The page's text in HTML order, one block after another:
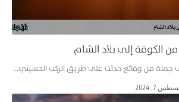
الكوفة إلى بلاد الشام
جملة من وقائع حدثت على طريق الركب الحسيني…
7, 2024